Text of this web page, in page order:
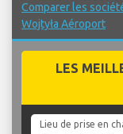
Comparer les
Wojtyła Aéroport
LES
Lieu de prise en